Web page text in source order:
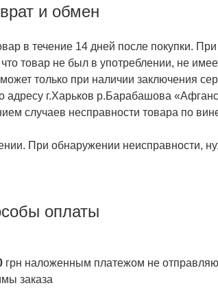
и обмен
в течение 14 дней после покупки.
товар не был в употреблении, не
только при наличии заключения
г.Харьков р.Барабашова
случаев несправности товара по
При обнаружении неисправности,
оплаты
грн наложенным платежом не
заказа